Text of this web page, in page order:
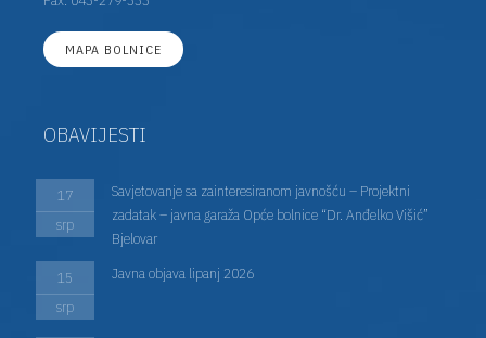
MAPA BOLNICE
OBAVIJESTI
17
srp
Savjetovanje sa zainteresiranom javnošću – Projektni
zadatak – javna garaža Opće bolnice “Dr. Anđelko Višić”
Bjelovar
15
srp
Javna objava lipanj 2026